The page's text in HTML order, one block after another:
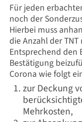
Für jeden
noch der
Hierbei muss
die Anzahl der
Entsprechend den
Bestätigung
Corona wie folgt
zur Deckung
Mehrkosten,